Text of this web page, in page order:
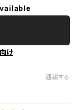
け
通報する